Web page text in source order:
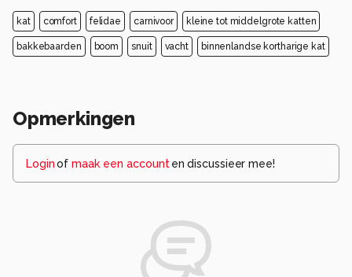
kat comfort felidae carnivoor kleine tot middelgrote katten
bakkebaarden boom snuit vacht binnenlandse kortharige kat
Opmerkingen
Loginof maak een account en discussieer mee!